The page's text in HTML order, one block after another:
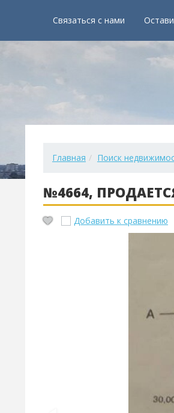
Связаться с нами
Главная Поиск
№4664,
Добавить к сравнению